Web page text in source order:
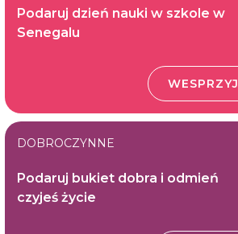
Podaruj dzień nauki w szkole w
Senegalu
WESPRZYJ
DOBROCZYNNE
Podaruj bukiet dobra i odmień
czyjeś życie